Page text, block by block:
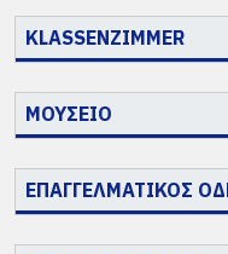
KLASSENZIMMER
ΜΟΥΣΕΙΟ
ΕΠΑΓΓΕΛΜΑΤΙΚΟΣ